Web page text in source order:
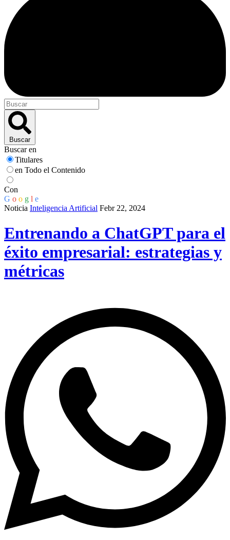
Buscar
Buscar en
Titulares
en Todo el Contenido
Con
G o o g l e
Noticia Inteligencia Artificial Febr 22, 2024
Entrenando a ChatGPT para el
éxito empresarial: estrategias y
métricas